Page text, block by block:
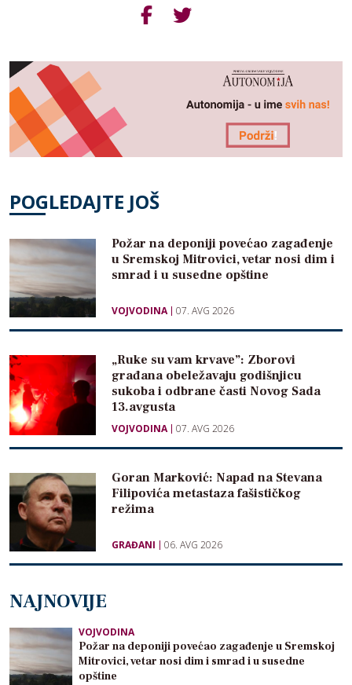
POGLEDAJTE JOŠ
Požar na deponiji povećao zagađenje
u Sremskoj Mitrovici, vetar nosi dim i
smrad i u susedne opštine
VOJVODINA 07. AVG 2026
„Ruke su vam krvave”: Zborovi
građana obeležavaju godišnjicu
sukoba i odbrane časti Novog Sada
13.avgusta
VOJVODINA 07. AVG 2026
Goran Marković: Napad na Stevana
Filipovića metastaza fašističkog
režima
GRAĐANI 06. AVG 2026
NAJNOVIJE
VOJVODINA
Požar na deponiji povećao zagađenje u Sremskoj
Mitrovici, vetar nosi dim i smrad i u susedne
opštine